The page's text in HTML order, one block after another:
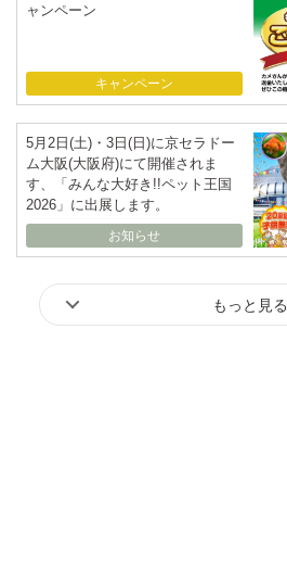
ャンペーン
キャンペーン
5月2日(土)・3日(日)に京セラドー
ム大阪(大阪府)にて開催されま
す、「みんな大好き!!ペット王国
2026」に出展します。
お知らせ
もっと見る